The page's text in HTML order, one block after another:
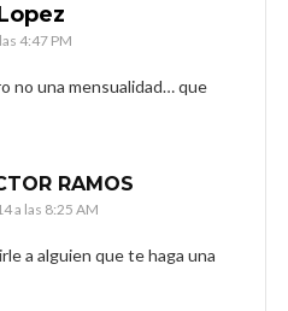
4:47 PM
no una mensualidad… que
RAMOS
a las 8:25 AM
a alguien que te haga una